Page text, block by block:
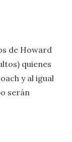
de Howard
quienes
y al igual
serán